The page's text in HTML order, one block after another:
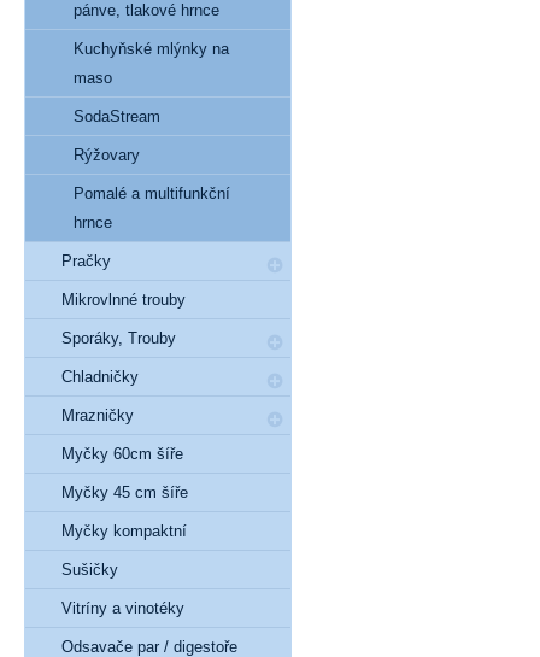
pánve, tlakové hrnce
Kuchyňské mlýnky na
maso
SodaStream
Rýžovary
Pomalé a multifunkční
hrnce
Pračky
Mikrovlnné trouby
Sporáky, Trouby
Chladničky
Mrazničky
Myčky 60cm šíře
Myčky 45 cm šíře
Myčky kompaktní
Sušičky
Vitríny a vinotéky
Odsavače par / digestoře